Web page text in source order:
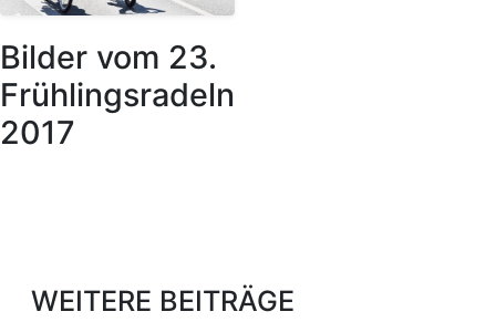
Bilder vom 23.
Frühlingsradeln
2017
WEITERE BEITRÄGE